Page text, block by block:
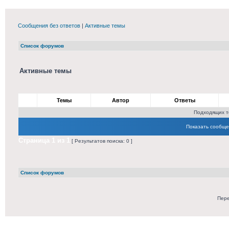
Сообщения без ответов | Активные темы
Список форумов
Активные темы
Темы Автор Ответы
Подходящих
Показать
[ Результатов поиска: 0 ]
Список форумов